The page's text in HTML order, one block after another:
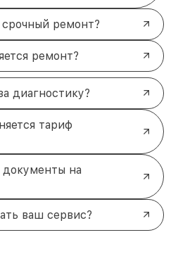
ремонт?
ремонт?
диагностику?
тариф
документы на
ваш сервис?